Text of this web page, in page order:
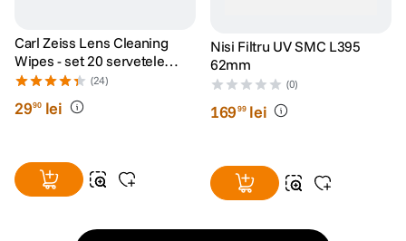
Carl Zeiss Lens Cleaning
Wipes - set 20 servetele
umede
(24)
2990 lei
Nisi Filtru UV SMC L395
62mm
(0)
16999 lei